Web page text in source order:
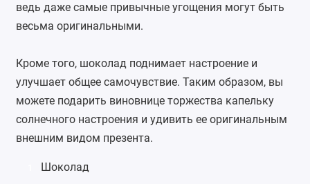
ведь даже самые привычные угощения могут быть
весьма оригинальными.
Кроме того, шоколад поднимает настроение и
улучшает общее самочувствие. Таким образом, вы
можете подарить виновнице торжества капельку
солнечного настроения и удивить ее оригинальным
внешним видом презента.
Шоколад